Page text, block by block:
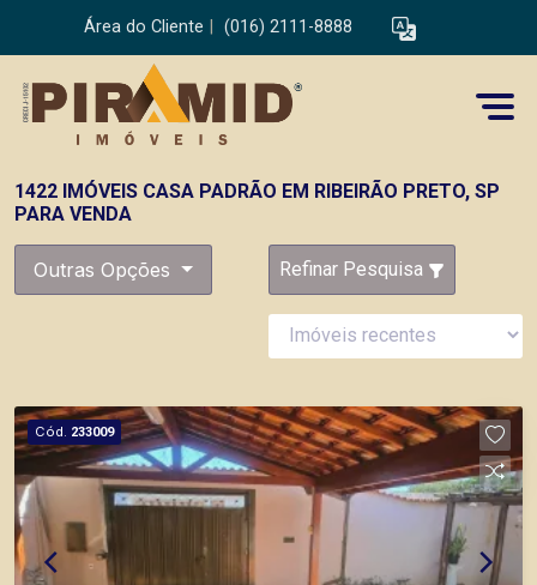
Área do Cliente (016) 2111-8888
1422 IMÓVEIS CASA PADRÃO EM RIBEIRÃO PRETO, SP
PARA VENDA
Outras Opções Refinar Pesquisa
Cód. 233009